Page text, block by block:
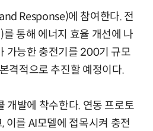
Response)에 참여한다. 전
통해 에너지 효율 개선에 나
가능한 충전기를 200기 규모
격적으로 추진할 예정이다.
개발에 착수한다. 연동 프로토
이를 AI모델에 접목시켜 충전